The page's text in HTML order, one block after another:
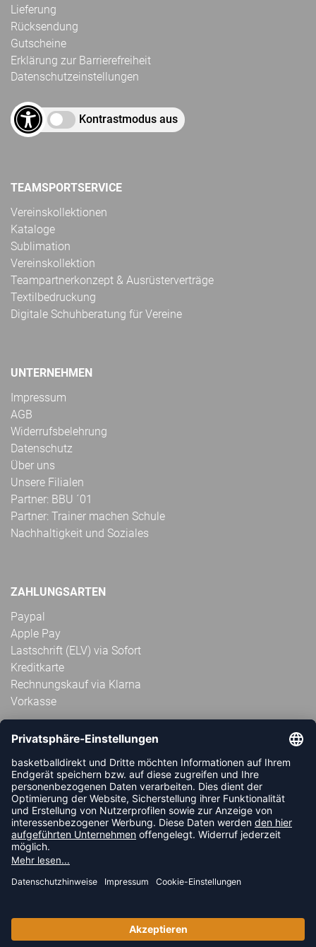
Lieferung
Rücksendung
Gutscheine
Erklärung zur Barrierefreiheit
Datenschutzeinstellungen
Kontrastmodus aus
TEAMSPORTSERVICE
Vereinskollektionen
Kataloge
Sublimation
Vereinskollektion
Teampartnerkonzept & Ausrüsterverträge
Textilbedruckung
Digitale Schuhberatung für Vereine
UNTERNEHMEN
Impressum
AGB
Widerrufsbelehrung
Datenschutz
Über uns
Unsere Filialen
Partner: BBU ´01
Partner: Trainer machen Schule
Nachhaltigkeit und Soziales
ZAHLUNGSARTEN
Paypal
Apple Pay
Lastschrift (ELV) via Sofort
Kreditkarte
Rechnungskauf via Klarna
Vorkasse
ABONNIERE JETZT DEN KOSTENLOSEN
HANDBALLDIREKT-NEWSLETTER UND VERPASSE KEINE
NEUIGKEIT ODER AKTION MEHR.
JETZT ANMELDEN